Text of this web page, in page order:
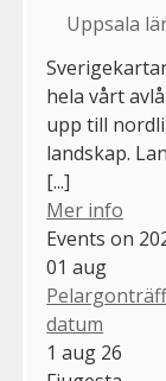
Uppsala
hela vårt
upp till
landskap.
[...]
Mer info
Events on
01 aug
datum
1 aug 26